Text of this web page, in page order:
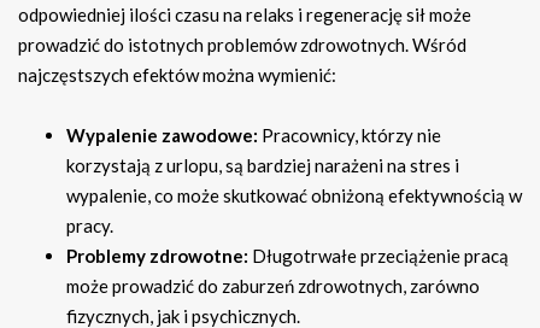
odpowiedniej ilości czasu na relaks i regenerację sił może
prowadzić do istotnych problemów zdrowotnych. Wśród
najczęstszych efektów można wymienić:
Wypalenie zawodowe: Pracownicy, którzy nie
korzystają z urlopu, są bardziej narażeni na stres i
wypalenie, co może skutkować obniżoną efektywnością w
pracy.
Problemy zdrowotne: Długotrwałe przeciążenie pracą
może prowadzić do zaburzeń zdrowotnych, zarówno
fizycznych, jak i psychicznych.